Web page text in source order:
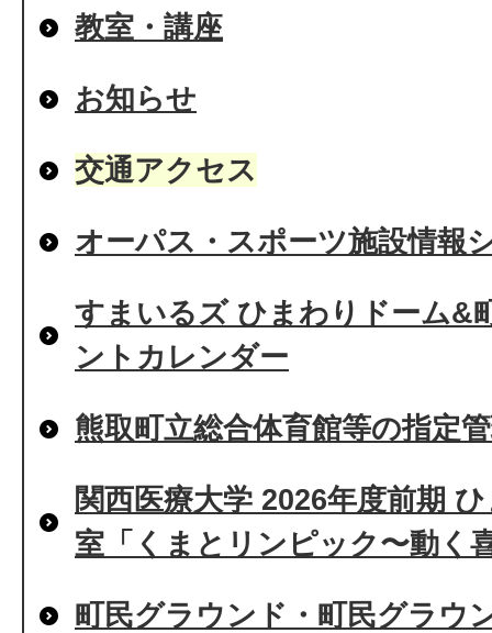
教室・講座
お知らせ
交通アクセス
オーパス・スポーツ施設情報
すまいるズ ひまわりドーム&
ントカレンダー
熊取町立総合体育館等の指定
関西医療大学 2026年度前期
室「くまとリンピック〜動く
町民グラウンド・町民グラウ